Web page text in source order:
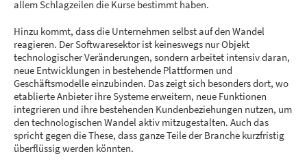
allem Schlagzeilen die Kurse bestimmt haben.
Hinzu kommt, dass die Unternehmen selbst auf den Wandel
reagieren. Der Softwaresektor ist keineswegs nur Objekt
technologischer Veränderungen, sondern arbeitet intensiv daran,
neue Entwicklungen in bestehende Plattformen und
Geschäftsmodelle einzubinden. Das zeigt sich besonders dort, wo
etablierte Anbieter ihre Systeme erweitern, neue Funktionen
integrieren und ihre bestehenden Kundenbeziehungen nutzen, um
den technologischen Wandel aktiv mitzugestalten. Auch das
spricht gegen die These, dass ganze Teile der Branche kurzfristig
überflüssig werden könnten.